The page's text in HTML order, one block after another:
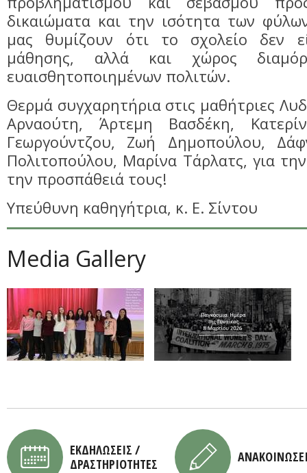
δικαιώματα και την ισότητα των
μας θυμίζουν ότι το σχολείο δεν
μάθησης, αλλά και χώρος
ευαισθητοποιημένων πολιτών.
Θερμά συγχαρητήρια στις μαθήτριες
Αρναούτη, Άρτεμη Βασδέκη,
Γεωργούντζου, Ζωή Δημοπούλου,
Πολιτοπούλου, Μαρίνα Τάρλατς, για
την προσπάθειά τους!
Υπεύθυνη καθηγήτρια, κ. Ε. Σίντου
Media Gallery
ΕΚΔΗΛΩΣΕΙΣ /
ΔΡΑΣΤΗΡΙΟΤΗΤΕΣ